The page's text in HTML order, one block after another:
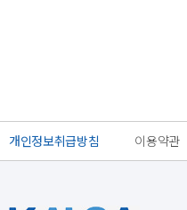
개인정보취급방침 이용약관